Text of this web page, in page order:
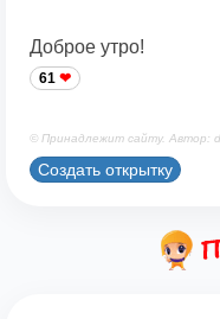
Доброе утро!
61
© Принадлежит сайту. Автор:
Создать открытку